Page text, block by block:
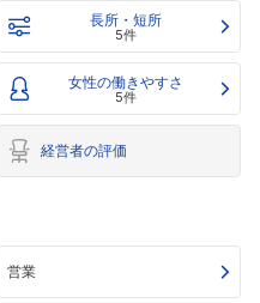
長所・短所
5件
女性の働きやすさ
5件
経営者の評価
営業